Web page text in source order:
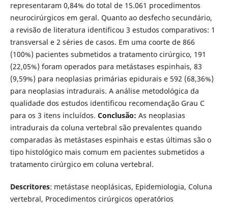
representaram 0,84% do total de 15.061 procedimentos
neurocirúrgicos em geral. Quanto ao desfecho secundário,
a revisão de literatura identificou 3 estudos comparativos: 1
transversal e 2 séries de casos. Em uma coorte de 866
(100%) pacientes submetidos a tratamento cirúrgico, 191
(22,05%) foram operados para metástases espinhais, 83
(9,59%) para neoplasias primárias epidurais e 592 (68,36%)
para neoplasias intradurais. A análise metodológica da
qualidade dos estudos identificou recomendação Grau C
para os 3 itens incluí­dos. Conclusão: As neoplasias
intradurais da coluna vertebral são prevalentes quando
comparadas às metástases espinhais e estas últimas são o
tipo histológico mais comum em pacientes submetidos a
tratamento cirúrgico em coluna vertebral.
Descritores: metástase neoplásicas, Epidemiologia, Coluna
vertebral, Procedimentos cirúrgicos operatórios